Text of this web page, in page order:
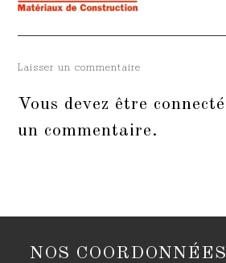
Laisser un commentaire
Vous devez être connecté
un commentaire.
NOS COORDONNÉES